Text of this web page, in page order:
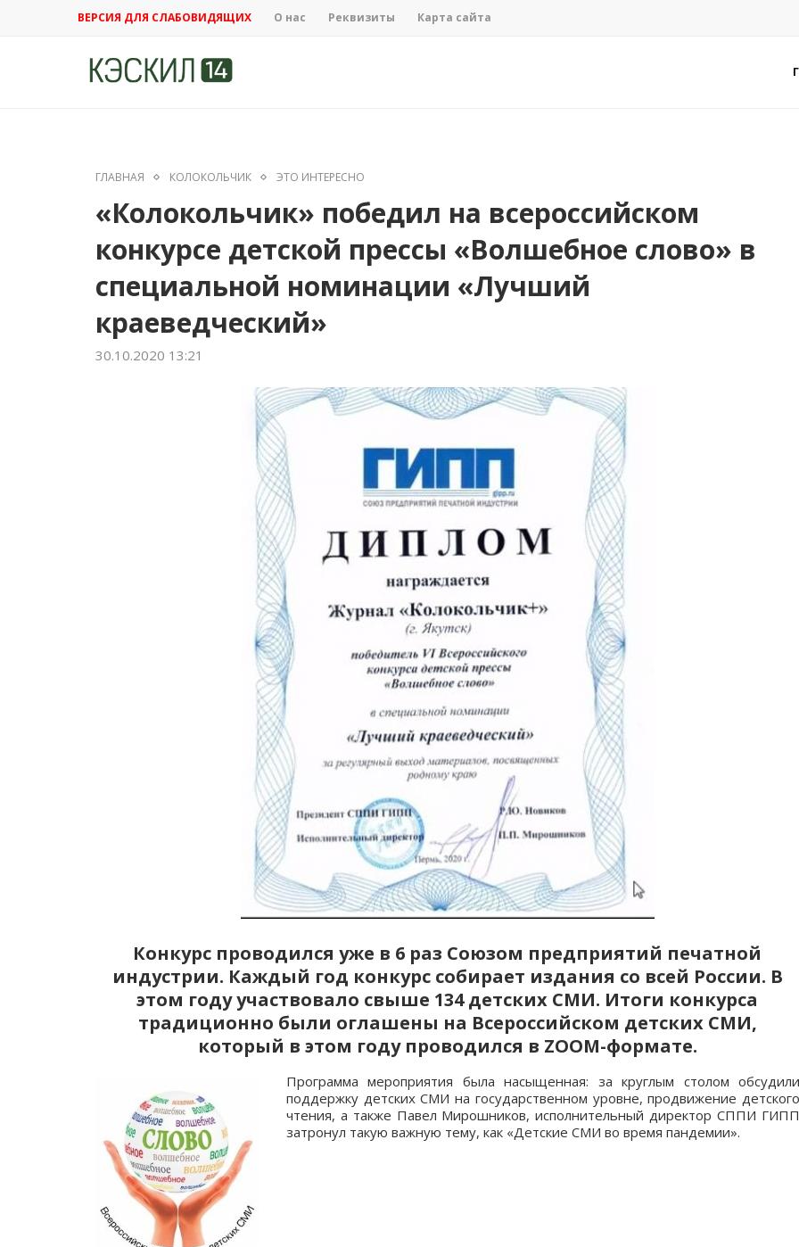
ВЕРСИЯ ДЛЯ СЛАБОВИДЯЩИХ О нас Реквизиты Карта сайта
ГЛАВНАЯ КОЛОКОЛЬЧИК ЭТО ИНТЕРЕСНО
«Колокольчик» победил на всероссийском
конкурсе детской прессы «Волшебное слово» в
специальной номинации «Лучший
краеведческий»
30.10.2020 13:21
Конкурс проводился уже в 6 раз Союзом предприятий печатной
индустрии. Каждый год конкурс собирает издания со всей России. В
этом году участвовало свыше 134 детских СМИ. Итоги конкурса
традиционно были оглашены на Всероссийском детских СМИ,
который в этом году проводился в ZOOM-формате.
Программа мероприятия была насыщенная: за круглым столом обсудили
поддержку детских СМИ на государственном уровне, продвижение детского
чтения, а также Павел Мирошников, исполнительный директор СППИ ГИПП
затронул такую важную тему, как «Детские СМИ во время пандемии».